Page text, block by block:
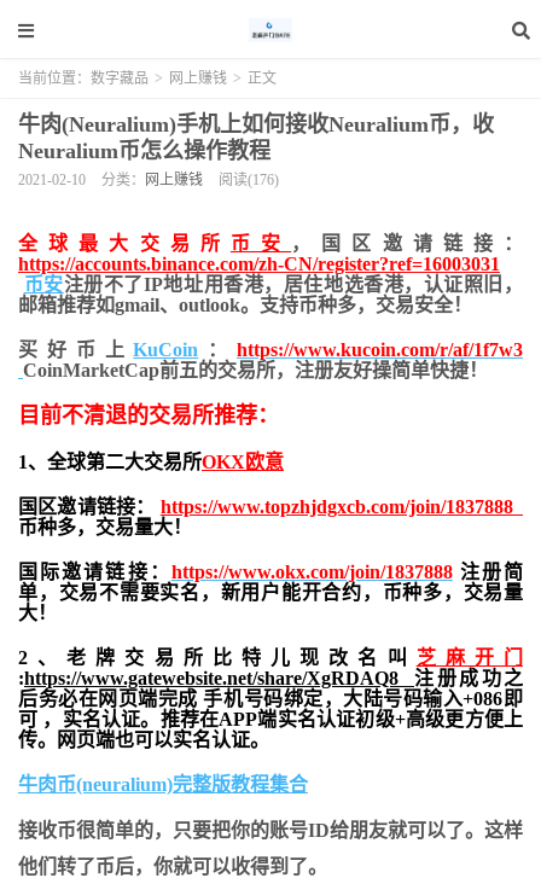
当前位置： 数字藏品 > 网上赚钱 > 正文
牛肉(Neuralium)手机上如何接收Neuralium币，收
Neuralium币怎么操作教程
2021-02-10 分类： 网上赚钱 阅读(176)
全球最大交易所 币安
，国区邀请链接：
https://accounts.binance.com/zh-CN/register?ref=16003031
币安注册不了IP地址用香港，居住地选香港，认证照旧，
邮箱推荐如gmail、outlook。支持币种多，交易安全！
买好币上KuCoin ：https://www.kucoin.com/r/af/1f7w3
CoinMarketCap前五的交易所，注册友好操简单快捷！
目前不清退的交易所推荐：
1、全球第二大交易所OKX欧意
国区邀请链接： https://www.topzhjdgxcb.com/join/1837888
币种多，交易量大！
国际邀请链接： https://www.okx.com/join/1837888注册简
单，交易不需要实名，新用户能开合约， 币种多，交易量
大！
2、老牌交易所比特儿现改名叫 芝麻开门
:https://www.gatewebsite.net/share/XgRDAQ8 注册成功之
后务必在网页端完成 手机号码绑定，大陆号码输入+086即
可 ，实名认证。推荐在APP端实名认证初级+高级更方便上
传。网页端也可以实名认证。
牛肉币(neuralium)完整版教程集合
接收币很简单的，只要把你的账号ID给朋友就可以了。这样
他们转了币后，你就可以收得到了。